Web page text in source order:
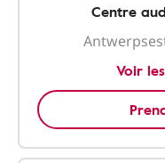
Centre
Voir